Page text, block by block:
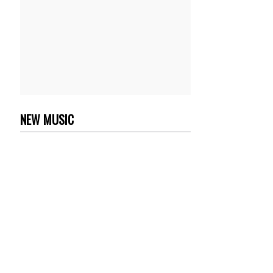
NEW MUSIC